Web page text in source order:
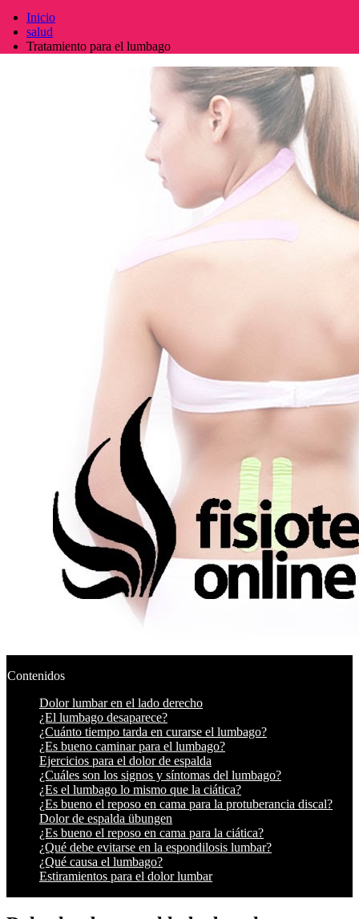
Inicio
salud
Tratamiento para el lumbago
Contenidos
Dolor lumbar en el lado derecho
¿El lumbago desaparece?
¿Cuánto tiempo tarda en curarse el lumbago?
¿Es bueno caminar para el lumbago?
Ejercicios para el dolor de espalda
¿Cuáles son los signos y síntomas del lumbago?
¿Es el lumbago lo mismo que la ciática?
¿Es bueno el reposo en cama para la protuberancia discal?
Dolor de espalda übungen
¿Es bueno el reposo en cama para la ciática?
¿Qué debe evitarse en la espondilosis lumbar?
¿Qué causa el lumbago?
Estiramientos para el dolor lumbar